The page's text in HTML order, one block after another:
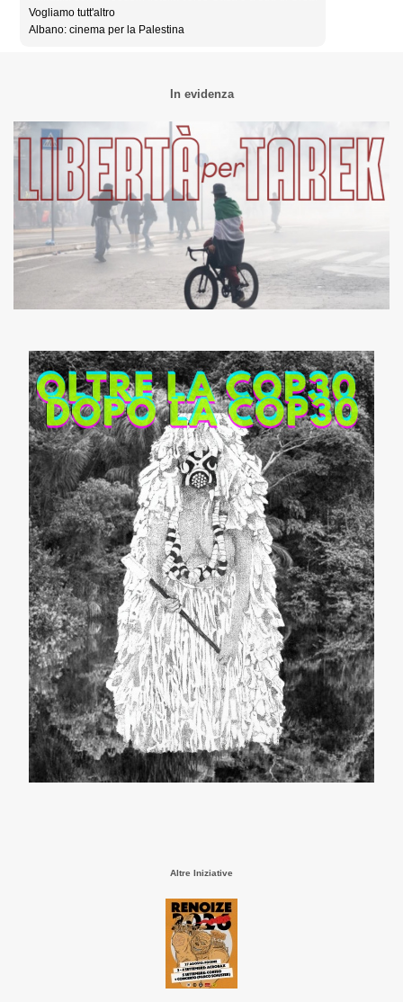
Vogliamo tutt'altro
Albano: cinema per la Palestina
In evidenza
Altre Iniziative